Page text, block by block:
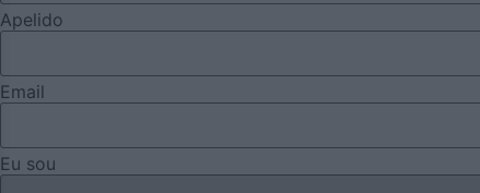
Apelido
Email
Eu sou